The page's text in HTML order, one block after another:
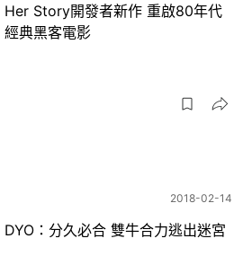
Her Story開發者新作 重啟80年代
經典黑客電影
2018-02-14
DYO：分久必合 雙牛合力逃出迷宮